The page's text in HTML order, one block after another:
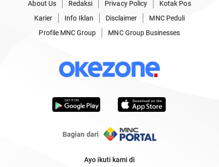
About Us Redaksi Privacy Policy
Kotak Pos
Karier
Info Iklan Disclaimer
MNC Peduli
Profile MNC Group
MNC Group Businesses
Bagian dari
Ayo ikuti kami di